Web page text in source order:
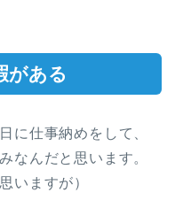
がある
に仕事納めをして、
なんだと思います。
いますが）